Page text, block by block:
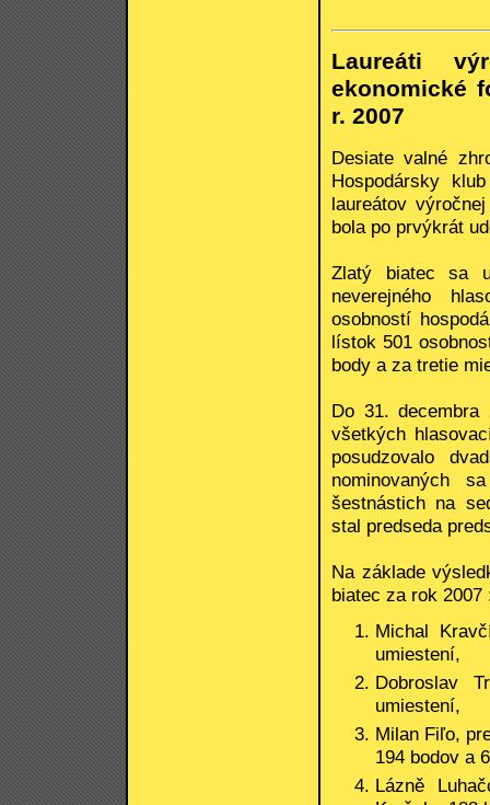
Laureáti
ekonomické
r. 2007
Desiate valné
Hospodársky
laureátov
bola po prvýkrát
Zlatý biatec sa
neverejného
osobností
lístok 501
body a za tretie
Do 31.
všetkých
posudzovalo
nominovaných
šestnástich na
stal predseda
Na základe
biatec za rok 2007
Michal
umiestení,
Dobroslav
umiestení,
Milan Fiľo,
194 bodov a
Lázně